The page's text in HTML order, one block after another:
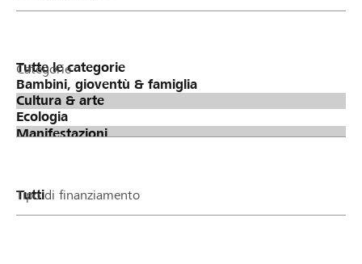
Categorie
Tipo di finanziamento